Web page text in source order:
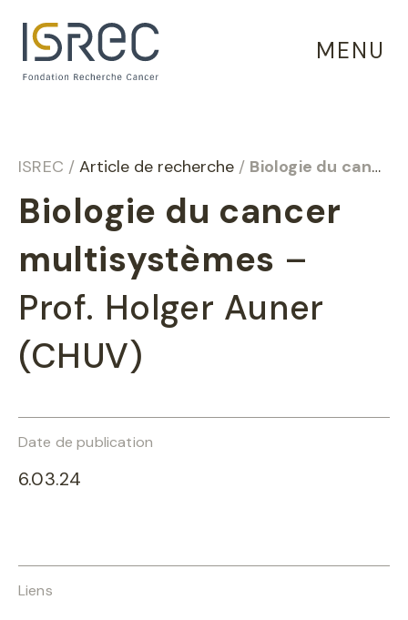
MENU
ISREC / Article de recherche / Biologie du cancer multisystèmes
Biologie du cancer
multisystèmes –
Prof. Holger Auner
(CHUV)
Date de publication
6.03.24
Liens